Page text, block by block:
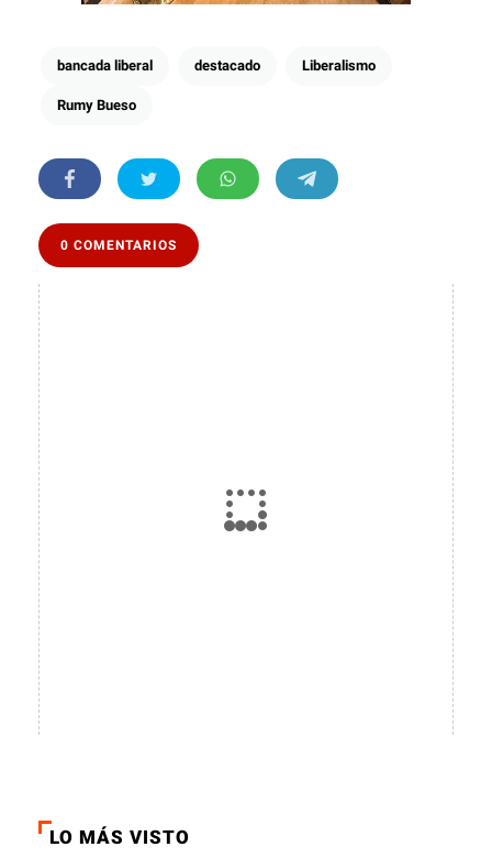
bancada liberal destacado Liberalismo
Rumy Bueso
0 COMENTARIOS
LO MÁS VISTO